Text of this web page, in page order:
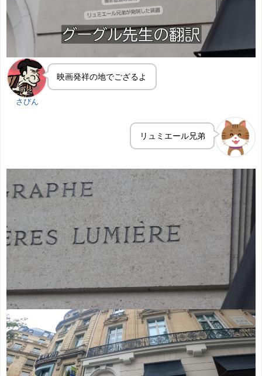
さびん
映画発祥の地でござるよ
リュミエール兄弟